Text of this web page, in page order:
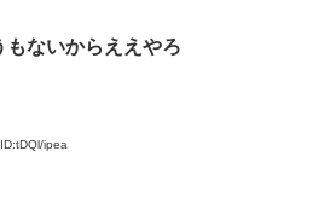
もないからええやろ
ID:tDQl/ipea